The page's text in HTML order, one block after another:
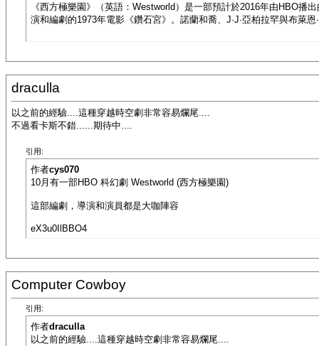
《西方極樂園》（英語：Westworld）是一部預計於2016年由HBO播
演和編劇的1973年電影《鑽石宮》。諾蘭和喬、J·J·亞柏拉罕與布萊
draculla
以之前的經驗....這種穿越時空劇非常容易爛尾....
不過看卡斯不錯......期待中....
引用:
作者cys070
10月有一部HBO 科幻劇 Westworld (西方極樂園)
這部編劇，導演和演員都是大咖陣容
eX3u0IlBBO4
Computer Cowboy
引用:
作者draculla
以之前的經驗....這種穿越時空劇非常容易爛尾....